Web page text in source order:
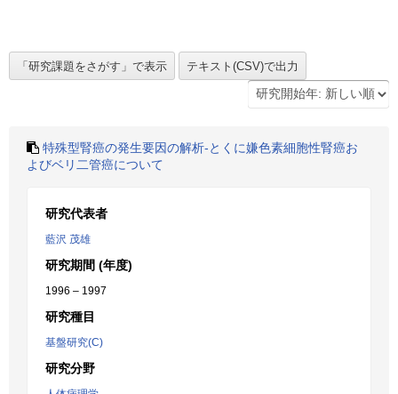
特殊型腎癌の発生要因の解析-とくに嫌色素細胞性腎癌お
よびベリ二管癌について
研究代表者
藍沢 茂雄
研究期間 (年度)
1996 – 1997
研究種目
基盤研究(C)
研究分野